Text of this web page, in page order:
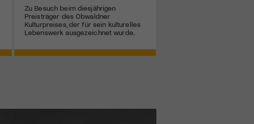
Zu Besuch beim diesjährigen
Preisträger des Obwaldner
Kulturpreises, der für sein kulturelles
Lebenswerk ausgezeichnet wurde.